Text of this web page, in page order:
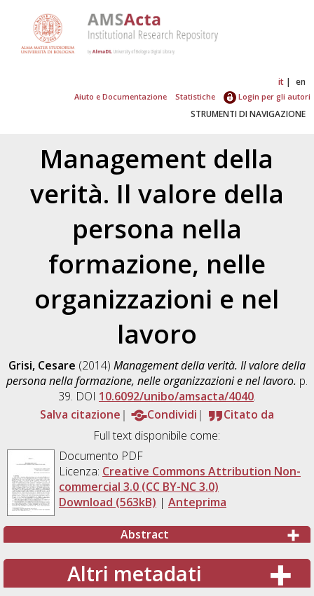
it en
Aiuto e Documentazione Statistiche Login per gli autori
STRUMENTI DI NAVIGAZIONE
Management della
verità. Il valore della
persona nella
formazione, nelle
organizzazioni e nel
lavoro
Grisi, Cesare (2014) Management della verità. Il valore della
persona nella formazione, nelle organizzazioni e nel lavoro. p.
39. DOI 10.6092/unibo/amsacta/4040.
Salva citazione
Condividi
Citato da
Full text disponibile come:
Documento PDF
Licenza: Creative Commons Attribution Non-
commercial 3.0 (CC BY-NC 3.0)
Download (563kB) | Anteprima
Abstract
Altri metadati